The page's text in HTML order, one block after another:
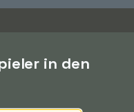
in den